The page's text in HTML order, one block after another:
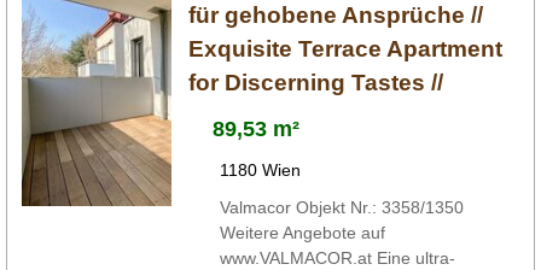
für gehobene Ansprüche //
Exquisite Terrace Apartment
for Discerning Tastes //
89,53 m²
1180 Wien
Valmacor Objekt Nr.: 3358/1350
Weitere Angebote auf
www.VALMACOR.at Eine ultra-